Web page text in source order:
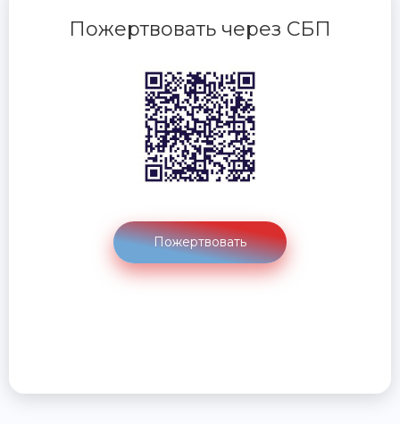
Пожертвовать через СБП
Пожертвовать